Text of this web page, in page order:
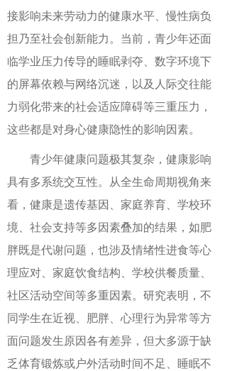
接影响未来劳动力的健康水平、慢性病负
担乃至社会创新能力。当前，青少年还面
临学业压力传导的睡眠剥夺、数字环境下
的屏幕依赖与网络沉迷，以及人际交往能
力弱化带来的社会适应障碍等三重压力，
这些都是对身心健康隐性的影响因素。
青少年健康问题极其复杂，健康影响
具有多系统交互性。从全生命周期视角来
看，健康是遗传基因、家庭养育、学校环
境、社会支持等多因素叠加的结果，如肥
胖既是代谢问题，也涉及情绪性进食等心
理应对、家庭饮食结构、学校供餐质量、
社区活动空间等多重因素。研究表明，不
同学生在近视、肥胖、心理行为异常等方
面问题发生原因各有差异，但大多源于缺
乏体育锻炼或户外活动时间不足、睡眠不